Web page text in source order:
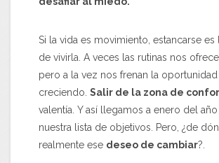
Si la vida es movimiento, estancarse es
de vivirla. A veces las rutinas nos
pero a la vez nos frenan la
creciendo. Salir de la zona de
valentía. Y así llegamos a enero del
nuestra lista de objetivos. Pero, ¿de
realmente ese deseo de cambiar?.